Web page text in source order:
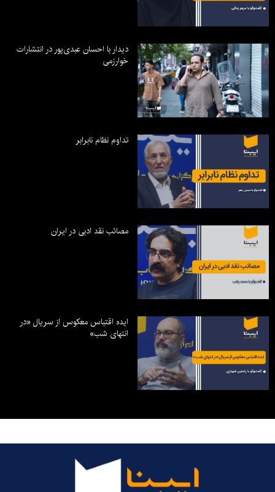
دیدار با احسان عبدی‌پور در انتشارات
خوارزمی
تداوم نظام نابرابر
مصائب نقد ادبی در ایران
ایده اقتباس معکوس از سریال «در
انتهای شب»